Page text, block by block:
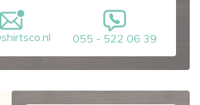
055 - 522 06 39